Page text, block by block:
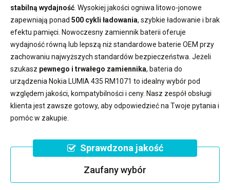
stabilną wydajność . Wysokiej jakości ogniwa litowo-jonowe
zapewniają ponad 500 cykli ładowania, szybkie ładowanie i brak
efektu pamięci. Nowoczesny zamiennik baterii oferuje
wydajność równą lub lepszą niż standardowe baterie OEM przy
zachowaniu najwyższych standardów bezpieczeństwa. Jeżeli
szukasz pewnego i trwałego zamiennika, bateria do
urządzenia Nokia LUMIA 435 RM1071 to idealny wybór pod
względem jakości, kompatybilności i ceny. Nasz zespół obsługi
klienta jest zawsze gotowy, aby odpowiedzieć na Twoje pytania i
pomóc w zakupie.
Sprawdzona jakość
Zaufany wybór